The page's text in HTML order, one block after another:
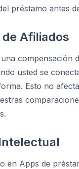
préstamo antes
Afiliados
compensación
usted se
Esto no
en Apps de